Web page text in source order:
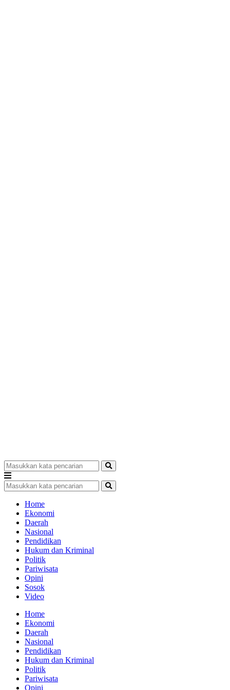
Home
Ekonomi
Daerah
Nasional
Pendidikan
Hukum dan Kriminal
Politik
Pariwisata
Opini
Sosok
Video
Home
Ekonomi
Daerah
Nasional
Pendidikan
Hukum dan Kriminal
Politik
Pariwisata
Opini